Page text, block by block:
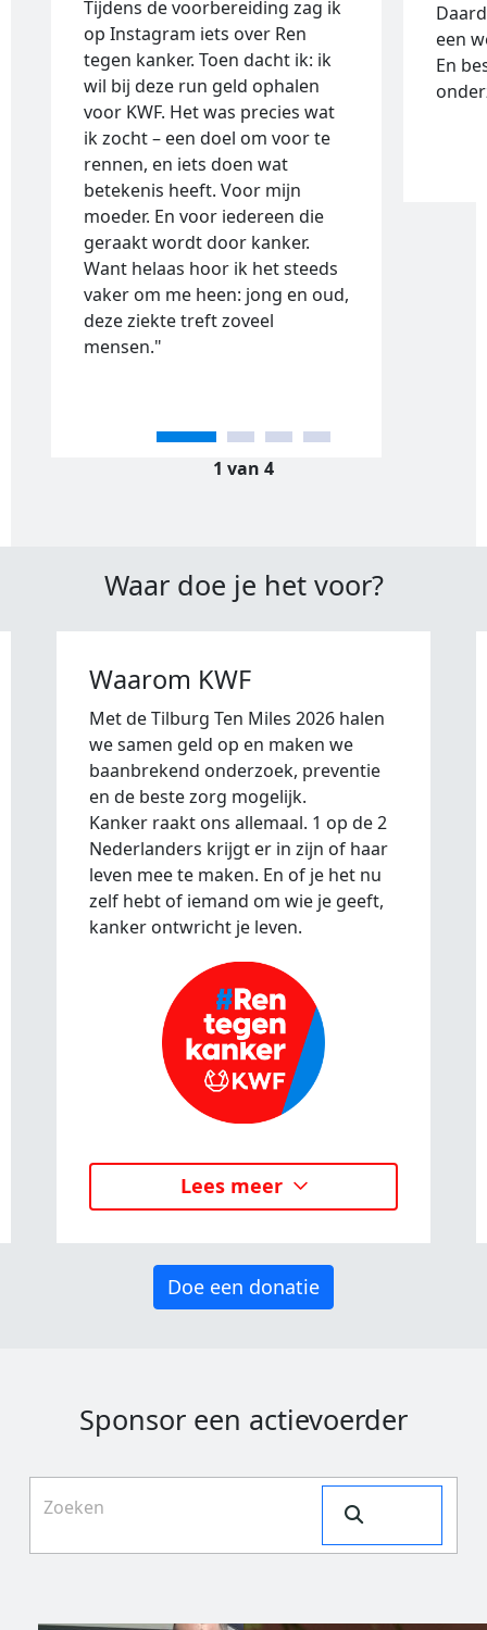
Tijdens de voorbereiding zag ik
op Instagram iets over Ren
tegen kanker. Toen dacht ik: ik
wil bij deze run geld ophalen
voor KWF. Het was precies wat
ik zocht – een doel om voor te
rennen, en iets doen wat
betekenis heeft. Voor mijn
moeder. En voor iedereen die
geraakt wordt door kanker.
Want helaas hoor ik het steeds
vaker om me heen: jong en oud,
deze ziekte treft zoveel
mensen."
een
En
1 van 4
Waar doe je het voor?
Waarom KWF
Met de Tilburg Ten Miles 2026 halen
we samen geld op en maken we
baanbrekend onderzoek, preventie
en de beste zorg mogelijk.
Kanker raakt ons allemaal. 1 op de 2
Nederlanders krijgt er in zijn of haar
leven mee te maken. En of je het nu
zelf hebt of iemand om wie je geeft,
kanker ontwricht je leven.
Lees meer
Doe een donatie
Sponsor een actievoerder